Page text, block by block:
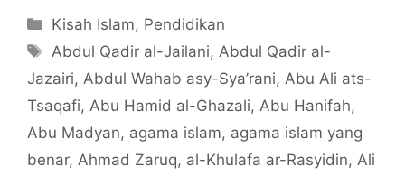
Categories
Kisah Islam, Pendidikan
Tags
Abdul Qadir al-Jailani, Abdul Qadir al-
Jazairi, Abdul Wahab asy-Sya’rani, Abu Ali ats-
Tsaqafi, Abu Hamid al-Ghazali, Abu Hanifah,
Abu Madyan, agama islam, agama islam yang
benar, Ahmad Zaruq, al-Khulafa ar-Rasyidin, Ali